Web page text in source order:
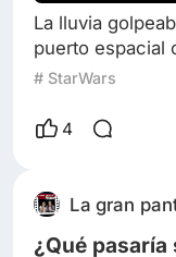
La lluvia
puerto espacial
persistente.
parecían
emergencia
húmedas del
preparada
# StarWars
4
¿Qué